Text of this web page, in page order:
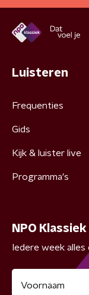
Luisteren
Frequenties
Gids
Kijk & luister live
Programma's
NPO
Iedere week